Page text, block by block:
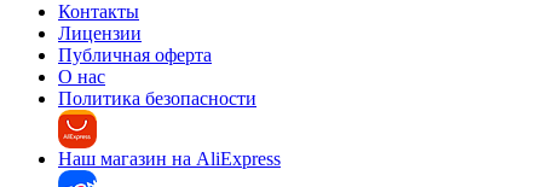
Контакты
Лицензии
Публичная оферта
О нас
Политика безопасности
Наш магазин на AliExpress